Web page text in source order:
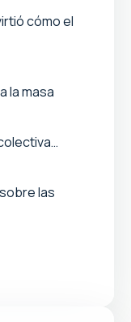
cómo el
la masa
las